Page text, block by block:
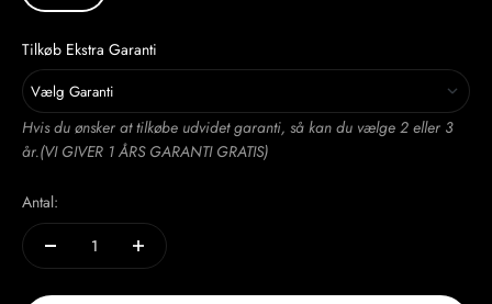
Tilkøb Ekstra Garanti
Vælg Garanti
1 Års Gratis Garanti
2 Års Garanti
3 Års Garanti +799,00 kr
Hvis du ønsker at tilkøbe udvidet garanti, så kan du vælge 2 eller 3
år.(VI GIVER 1 ÅRS GARANTI GRATIS)
Antal: